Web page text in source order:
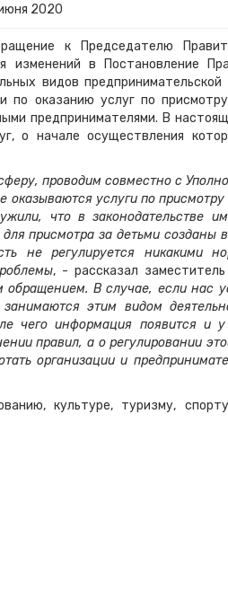
2020
к Председателю
изменений в Постановление
видов предпринимательской
по оказанию услуг по
предпринимателями. В
о начале осуществления
проводим совместно с
оказываются услуги по
что в законодательстве
присмотра за детьми созданы
не регулируется никакими
, - рассказал
В случае, если нас
этим видом
чего информация появится и
правил, а о регулировании
организации и
культуре, туризму,